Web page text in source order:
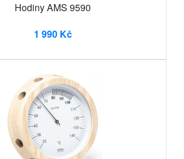
Hodiny AMS 9590
1 990 Kč